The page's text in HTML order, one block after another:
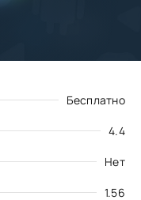
Бесплатно
4.4
Нет
1.56